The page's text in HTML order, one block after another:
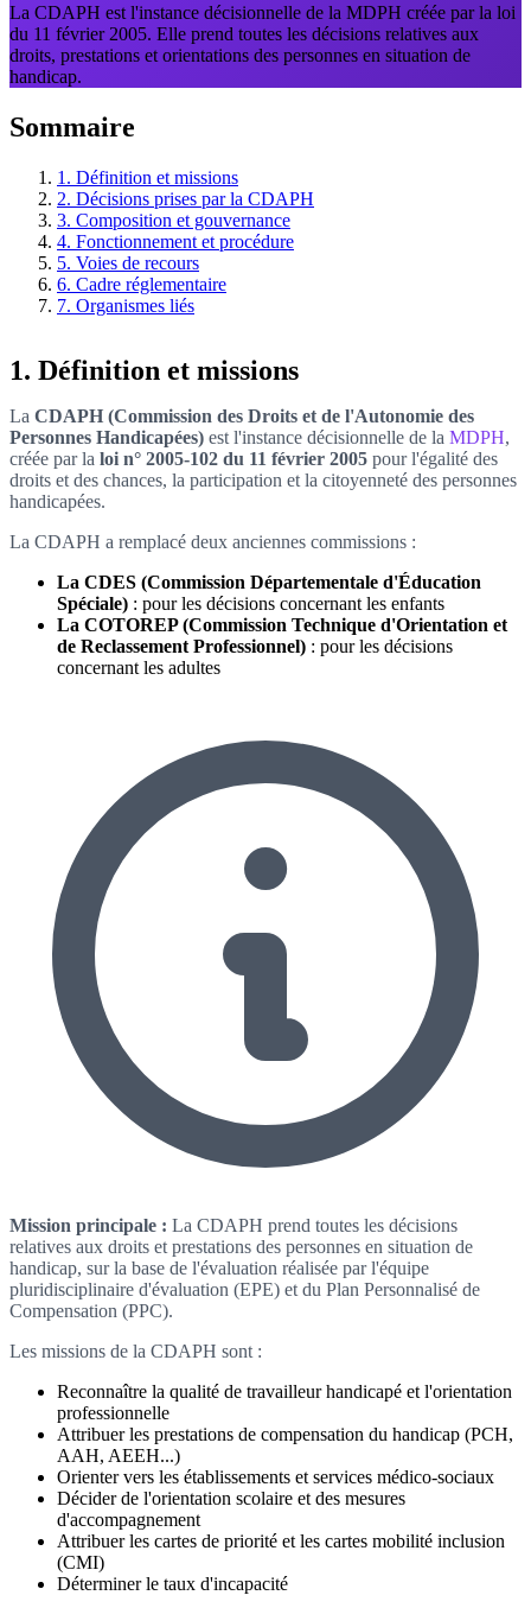
La CDAPH est l'instance décisionnelle de la MDPH créée par la loi
du 11 février 2005. Elle prend toutes les décisions relatives aux
droits, prestations et orientations des personnes en situation de
handicap.
Sommaire
1. Définition et missions
2. Décisions prises par la CDAPH
3. Composition et gouvernance
4. Fonctionnement et procédure
5. Voies de recours
6. Cadre réglementaire
7. Organismes liés
1. Définition et missions
La CDAPH (Commission des Droits et de l'Autonomie des
Personnes Handicapées) est l'instance décisionnelle de la MDPH,
créée par la loi n° 2005-102 du 11 février 2005 pour l'égalité des
droits et des chances, la participation et la citoyenneté des personnes
handicapées.
La CDAPH a remplacé deux anciennes commissions :
La CDES (Commission Départementale d'Éducation
Spéciale) : pour les décisions concernant les enfants
La COTOREP (Commission Technique d'Orientation et
de Reclassement Professionnel) : pour les décisions
concernant les adultes
Mission principale : La CDAPH prend toutes les décisions
relatives aux droits et prestations des personnes en situation de
handicap, sur la base de l'évaluation réalisée par l'équipe
pluridisciplinaire d'évaluation (EPE) et du Plan Personnalisé de
Compensation (PPC).
Les missions de la CDAPH sont :
Reconnaître la qualité de travailleur handicapé et l'orientation
professionnelle
Attribuer les prestations de compensation du handicap (PCH,
AAH, AEEH...)
Orienter vers les établissements et services médico-sociaux
Décider de l'orientation scolaire et des mesures
d'accompagnement
Attribuer les cartes de priorité et les cartes mobilité inclusion
(CMI)
Déterminer le taux d'incapacité